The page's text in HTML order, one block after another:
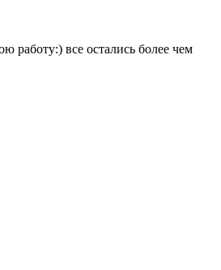
работу:) все остались более чем